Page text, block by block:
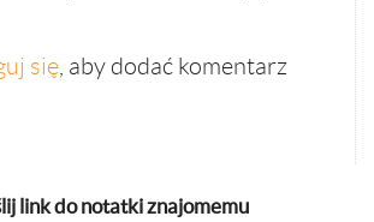
się, aby dodać komentarz
link do notatki znajomemu